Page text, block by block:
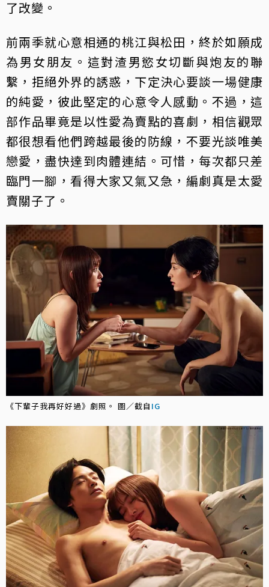
了改變。
前兩季就心意相通的桃江與松田，終於如願成
為男女朋友。這對渣男慾女切斷與炮友的聯
繫，拒絕外界的誘惑，下定決心要談一場健康
的純愛，彼此堅定的心意令人感動。不過，這
部作品畢竟是以性愛為賣點的喜劇，相信觀眾
都很想看他們跨越最後的防線，不要光談唯美
戀愛，盡快達到肉體連結。可惜，每次都只差
臨門一腳，看得大家又氣又急，編劇真是太愛
賣關子了。
《下輩子我再好好過》劇照。 圖／截自 IG